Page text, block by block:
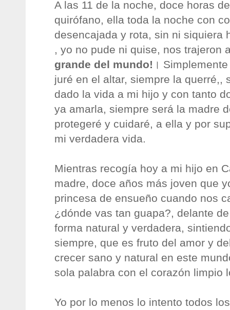
A las 11 de la noche, doce horas
quirófano, ella toda la noche con
desencajada y rota, sin ni siquiera
, yo no pude ni quise, nos trajeron
grande del mundo! ।
juré en el altar, siempre la querré,,
dado la vida a mi hijo y con tanto
ya amarla, siempre será la madre
protegeré y cuidaré, a ella y por
mi verdadera vida.
Mientras recogía hoy a mi hijo en
madre, doce años más joven que
princesa de ensueño cuando nos
¿dónde vas tan guapa?, delante
forma natural y verdadera,
siempre, que es fruto del amor y
crecer sano y natural en este
sola palabra con el corazón limpio
Yo por lo menos lo intento todos